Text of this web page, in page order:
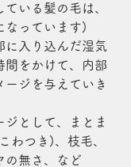
いる髪の毛は、
なっています)
に入り込んだ湿気
間をかけて、内部
ージを与えていき
ジとして、まとま
わつき)、枝毛、
の無さ、など